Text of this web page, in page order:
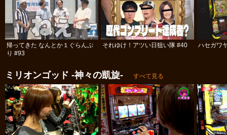
帰ってきた なんとか１ぐらんぷ
り #93
それゆけ！アツい日狙い隊 #40 ハセガワ
ミリオンゴッド -神々の凱旋- すべて見る